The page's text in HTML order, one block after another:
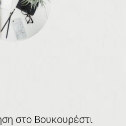
στο Βουκουρέστι